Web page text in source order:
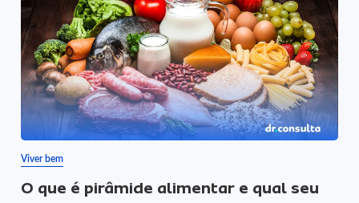
Viver bem
O que é pirâmide alimentar e qual seu